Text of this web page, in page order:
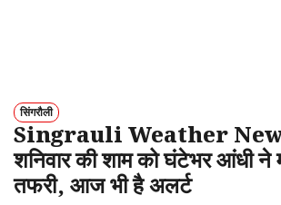
सिंगरौली
Singrauli Weather News:
शनिवार की शाम को घंटेभर आंधी ने
तफरी, आज भी है अलर्ट